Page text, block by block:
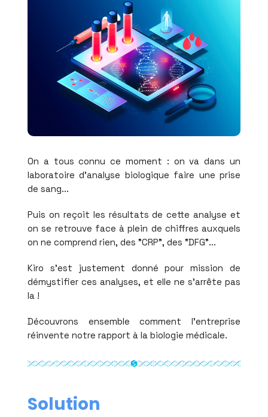
On a tous connu ce moment : on va dans un
laboratoire d'analyse biologique faire une prise
de sang...
Puis on reçoit les résultats de cette analyse et
on se retrouve face à plein de chiffres auxquels
on ne comprend rien, des "CRP", des "DFG"...
Kiro s'est justement donné pour mission de
démystifier ces analyses, et elle ne s'arrête pas
la !
Découvrons ensemble comment l'entreprise
réinvente notre rapport à la biologie médicale.
Solution